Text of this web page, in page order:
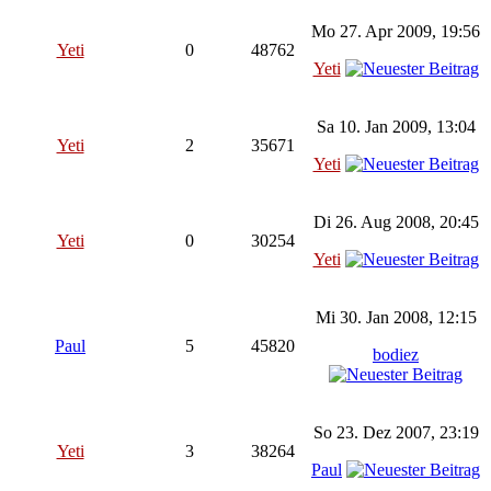
Yeti 0 48762
Mo 27. Apr 2009, 19:56
Yeti
Yeti 2 35671
Sa 10. Jan 2009, 13:04
Yeti
Yeti 0 30254
Di 26. Aug 2008, 20:45
Yeti
Paul 5 45820
Mi 30. Jan 2008, 12:15
bodiez
Yeti 3 38264
So 23. Dez 2007, 23:19
Paul